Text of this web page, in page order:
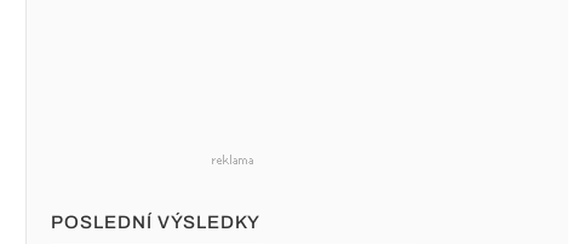
POSLEDNÍ VÝSLEDKY